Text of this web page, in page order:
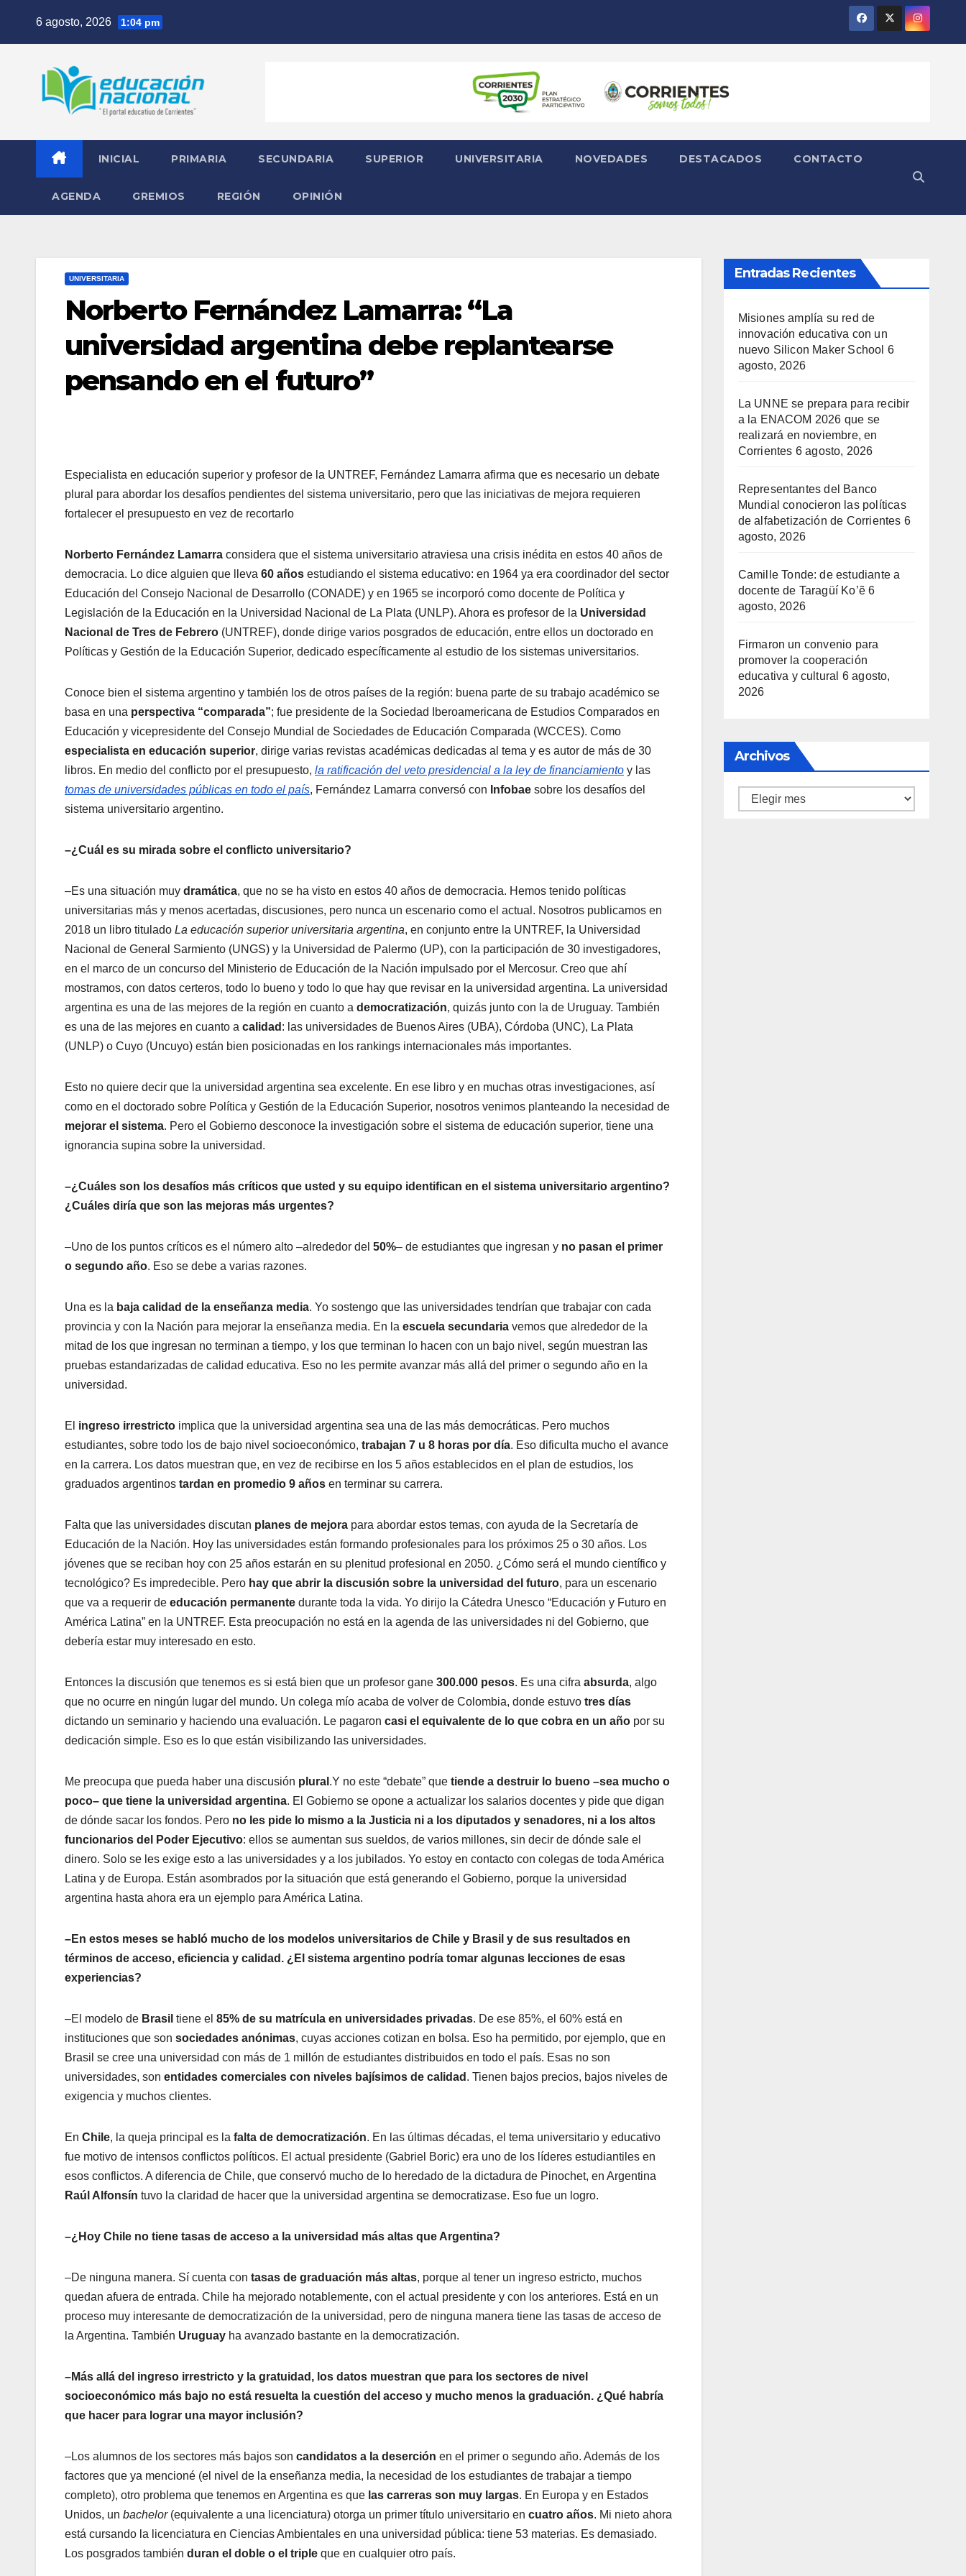
6 agosto, 2026 1:04 pm
INICIAL PRIMARIA SECUNDARIA SUPERIOR UNIVERSITARIA NOVEDADES DESTACADOS CONTACTO
AGENDA GREMIOS REGIÓN OPINIÓN
UNIVERSITARIA
Norberto Fernández Lamarra: “La
universidad argentina debe replantearse
pensando en el futuro”
Especialista en educación superior y profesor de la UNTREF, Fernández Lamarra afirma que es necesario un debate
plural para abordar los desafíos pendientes del sistema universitario, pero que las iniciativas de mejora requieren
fortalecer el presupuesto en vez de recortarlo
Norberto Fernández Lamarra considera que el sistema universitario atraviesa una crisis inédita en estos 40 años de
democracia. Lo dice alguien que lleva 60 años estudiando el sistema educativo: en 1964 ya era coordinador del sector
Educación del Consejo Nacional de Desarrollo (CONADE) y en 1965 se incorporó como docente de Política y
Legislación de la Educación en la Universidad Nacional de La Plata (UNLP). Ahora es profesor de la Universidad
Nacional de Tres de Febrero (UNTREF), donde dirige varios posgrados de educación, entre ellos un doctorado en
Políticas y Gestión de la Educación Superior, dedicado específicamente al estudio de los sistemas universitarios.
Conoce bien el sistema argentino y también los de otros países de la región: buena parte de su trabajo académico se
basa en una perspectiva “comparada”; fue presidente de la Sociedad Iberoamericana de Estudios Comparados en
Educación y vicepresidente del Consejo Mundial de Sociedades de Educación Comparada (WCCES). Como
especialista en educación superior, dirige varias revistas académicas dedicadas al tema y es autor de más de 30
libros. En medio del conflicto por el presupuesto, la ratificación del veto presidencial a la ley de financiamiento y las
tomas de universidades públicas en todo el país, Fernández Lamarra conversó con Infobae sobre los desafíos del
sistema universitario argentino.
–¿Cuál es su mirada sobre el conflicto universitario?
–Es una situación muy dramática, que no se ha visto en estos 40 años de democracia. Hemos tenido políticas
universitarias más y menos acertadas, discusiones, pero nunca un escenario como el actual. Nosotros publicamos en
2018 un libro titulado La educación superior universitaria argentina, en conjunto entre la UNTREF, la Universidad
Nacional de General Sarmiento (UNGS) y la Universidad de Palermo (UP), con la participación de 30 investigadores,
en el marco de un concurso del Ministerio de Educación de la Nación impulsado por el Mercosur. Creo que ahí
mostramos, con datos certeros, todo lo bueno y todo lo que hay que revisar en la universidad argentina. La universidad
argentina es una de las mejores de la región en cuanto a democratización, quizás junto con la de Uruguay. También
es una de las mejores en cuanto a calidad : las universidades de Buenos Aires (UBA), Córdoba (UNC), La Plata
(UNLP) o Cuyo (Uncuyo) están bien posicionadas en los rankings internacionales más importantes.
Esto no quiere decir que la universidad argentina sea excelente. En ese libro y en muchas otras investigaciones, así
como en el doctorado sobre Política y Gestión de la Educación Superior, nosotros venimos planteando la necesidad de
mejorar el sistema. Pero el Gobierno desconoce la investigación sobre el sistema de educación superior, tiene una
ignorancia supina sobre la universidad.
–¿Cuáles son los desafíos más críticos que usted y su equipo identifican en el sistema universitario argentino?
¿Cuáles diría que son las mejoras más urgentes?
–Uno de los puntos críticos es el número alto –alrededor del 50%– de estudiantes que ingresan y no pasan el primer
o segundo año. Eso se debe a varias razones.
Una es la baja calidad de la enseñanza media. Yo sostengo que las universidades tendrían que trabajar con cada
provincia y con la Nación para mejorar la enseñanza media. En la escuela secundaria vemos que alrededor de la
mitad de los que ingresan no terminan a tiempo, y los que terminan lo hacen con un bajo nivel, según muestran las
pruebas estandarizadas de calidad educativa. Eso no les permite avanzar más allá del primer o segundo año en la
universidad.
El ingreso irrestricto implica que la universidad argentina sea una de las más democráticas. Pero muchos
estudiantes, sobre todo los de bajo nivel socioeconómico, trabajan 7 u 8 horas por día. Eso dificulta mucho el avance
en la carrera. Los datos muestran que, en vez de recibirse en los 5 años establecidos en el plan de estudios, los
graduados argentinos tardan en promedio 9 años en terminar su carrera.
Falta que las universidades discutan planes de mejora para abordar estos temas, con ayuda de la Secretaría de
Educación de la Nación. Hoy las universidades están formando profesionales para los próximos 25 o 30 años. Los
jóvenes que se reciban hoy con 25 años estarán en su plenitud profesional en 2050. ¿Cómo será el mundo científico y
tecnológico? Es impredecible. Pero hay que abrir la discusión sobre la universidad del futuro, para un escenario
que va a requerir de educación permanente durante toda la vida. Yo dirijo la Cátedra Unesco “Educación y Futuro en
América Latina” en la UNTREF. Esta preocupación no está en la agenda de las universidades ni del Gobierno, que
debería estar muy interesado en esto.
Entonces la discusión que tenemos es si está bien que un profesor gane 300.000 pesos. Es una cifra absurda, algo
que no ocurre en ningún lugar del mundo. Un colega mío acaba de volver de Colombia, donde estuvo tres días
dictando un seminario y haciendo una evaluación. Le pagaron casi el equivalente de lo que cobra en un año por su
dedicación simple. Eso es lo que están visibilizando las universidades.
Me preocupa que pueda haber una discusión plural .Y no este “debate” que tiende a destruir lo bueno –sea mucho o
poco– que tiene la universidad argentina. El Gobierno se opone a actualizar los salarios docentes y pide que digan
de dónde sacar los fondos. Pero no les pide lo mismo a la Justicia ni a los diputados y senadores, ni a los altos
funcionarios del Poder Ejecutivo: ellos se aumentan sus sueldos, de varios millones, sin decir de dónde sale el
dinero. Solo se les exige esto a las universidades y a los jubilados. Yo estoy en contacto con colegas de toda América
Latina y de Europa. Están asombrados por la situación que está generando el Gobierno, porque la universidad
argentina hasta ahora era un ejemplo para América Latina.
–En estos meses se habló mucho de los modelos universitarios de Chile y Brasil y de sus resultados en
términos de acceso, eficiencia y calidad. ¿El sistema argentino podría tomar algunas lecciones de esas
experiencias?
–El modelo de Brasil tiene el 85% de su matrícula en universidades privadas. De ese 85%, el 60% está en
instituciones que son sociedades anónimas, cuyas acciones cotizan en bolsa. Eso ha permitido, por ejemplo, que en
Brasil se cree una universidad con más de 1 millón de estudiantes distribuidos en todo el país. Esas no son
universidades, son entidades comerciales con niveles bajísimos de calidad . Tienen bajos precios, bajos niveles de
exigencia y muchos clientes.
En Chile, la queja principal es la falta de democratización. En las últimas décadas, el tema universitario y educativo
fue motivo de intensos conflictos políticos. El actual presidente (Gabriel Boric) era uno de los líderes estudiantiles en
esos conflictos. A diferencia de Chile, que conservó mucho de lo heredado de la dictadura de Pinochet, en Argentina
Raúl Alfonsín tuvo la claridad de hacer que la universidad argentina se democratizase. Eso fue un logro.
–¿Hoy Chile no tiene tasas de acceso a la universidad más altas que Argentina?
–De ninguna manera. Sí cuenta con tasas de graduación más altas, porque al tener un ingreso estricto, muchos
quedan afuera de entrada. Chile ha mejorado notablemente, con el actual presidente y con los anteriores. Está en un
proceso muy interesante de democratización de la universidad, pero de ninguna manera tiene las tasas de acceso de
la Argentina. También Uruguay ha avanzado bastante en la democratización.
–Más allá del ingreso irrestricto y la gratuidad, los datos muestran que para los sectores de nivel
socioeconómico más bajo no está resuelta la cuestión del acceso y mucho menos la graduación. ¿Qué habría
que hacer para lograr una mayor inclusión?
–Los alumnos de los sectores más bajos son candidatos a la deserción en el primer o segundo año. Además de los
factores que ya mencioné (el nivel de la enseñanza media, la necesidad de los estudiantes de trabajar a tiempo
completo), otro problema que tenemos en Argentina es que las carreras son muy largas. En Europa y en Estados
Unidos, un bachelor(equivalente a una licenciatura) otorga un primer título universitario en cuatro años. Mi nieto ahora
está cursando la licenciatura en Ciencias Ambientales en una universidad pública: tiene 53 materias. Es demasiado.
Los posgrados también duran el doble o el triple que en cualquier otro país.
Entradas Recientes
Misiones amplía su red de
innovación educativa con un
nuevo Silicon Maker School 6
agosto, 2026
La UNNE se prepara para recibir
a la ENACOM 2026 que se
realizará en noviembre, en
Corrientes 6 agosto, 2026
Representantes del Banco
Mundial conocieron las políticas
de alfabetización de Corrientes 6
agosto, 2026
Camille Tonde: de estudiante a
docente de Taragüí Ko’ẽ 6
agosto, 2026
Firmaron un convenio para
promover la cooperación
educativa y cultural 6 agosto,
2026
Archivos
Archivos